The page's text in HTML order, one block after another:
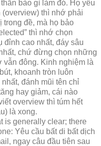
bảo gì làm đó. Họ yêu
thì nhớ phải
trong đề, mà họ bảo
thì nhớ chọn
đỉnh cao nhất, đáy sâu
chứ đừng chọn những
vẫn đông. Kinh nghiệm là
khoanh tròn luôn
đánh mũi tên chỉ
hay giảm, cái nào
overview thì túm hết
là xong.
is generally clear; there
Yêu cầu bất di bất dịch
ngay câu đầu tiên sau